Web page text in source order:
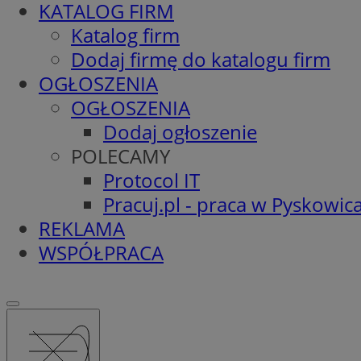
KATALOG FIRM
Katalog firm
Dodaj firmę do katalogu firm
OGŁOSZENIA
OGŁOSZENIA
Dodaj ogłoszenie
POLECAMY
Protocol IT
Pracuj.pl - praca w
REKLAMA
WSPÓŁPRACA